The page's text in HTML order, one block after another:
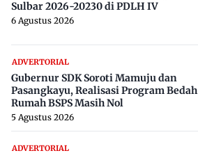
Sulbar 2026-20230 di PDLH IV
6 Agustus 2026
ADVERTORIAL
Gubernur SDK Soroti Mamuju dan
Pasangkayu, Realisasi Program Bedah
Rumah BSPS Masih Nol
5 Agustus 2026
ADVERTORIAL